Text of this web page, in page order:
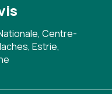
Centre-
Estrie,